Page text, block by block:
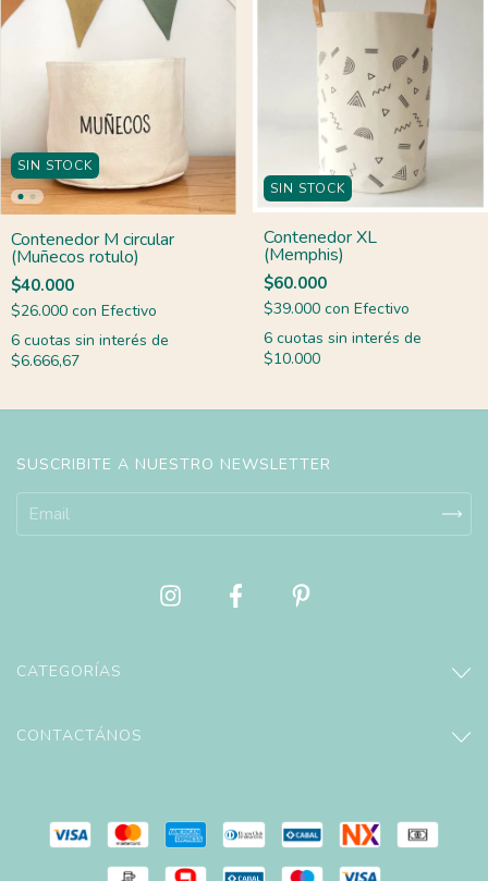
SIN STOCK
Contenedor M circular
(Muñecos rotulo)
$40.000
$26.000 con Efectivo
6 cuotas sin interés de
$6.666,67
SIN STOCK
Contenedor XL
(Memphis)
$60.000
$39.000 con Efectivo
6 cuotas sin interés de
$10.000
SUSCRIBITE A NUESTRO NEWSLETTER
CATEGORÍAS
CONTACTÁNOS